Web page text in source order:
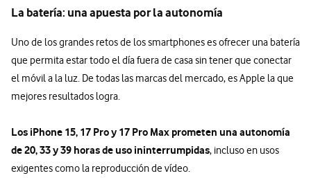
La batería: una apuesta por la autonomía
Uno de los grandes retos de los smartphones es ofrecer una batería
que permita estar todo el día fuera de casa sin tener que conectar
el móvil a la luz. De todas las marcas del mercado, es Apple la que
mejores resultados logra.
Los iPhone 15, 17 Pro y 17 Pro Max prometen una autonomía
de 20, 33 y 39 horas de uso ininterrumpidas, incluso en usos
exigentes como la reproducción de vídeo.